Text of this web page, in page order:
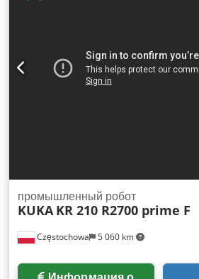
Częstochowa 5 060 km
промышленный робот
KUKA KR 210 R2700 prime F